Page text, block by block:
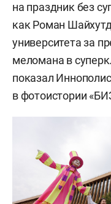
на праздник без
как Роман
университета за
меломана в
показал
в фотоистории